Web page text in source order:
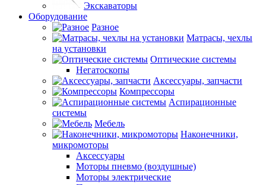
Экскаваторы
Оборудование
Разное
Матрасы, чехлы
на установки
Оптические системы
Негатоскопы
Аксессуары, запчасти
Компрессоры
Аспирационные
системы
Мебель
Наконечники,
микромоторы
Аксессуары
Моторы пневмо (воздушные)
Моторы электрические